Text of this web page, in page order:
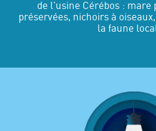
de l’usine Cérébos : mare
préservées, nichoirs à
la faune